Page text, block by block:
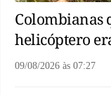
Colombianas
helicóptero
09/08/2026 às 07:27